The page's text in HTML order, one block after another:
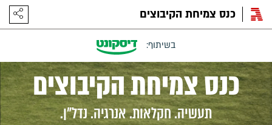
כנס צמיחת הקיבוצים
הוספה ליומן
כנס צמיחת הקיבוצים
תעשיה. חקלאות. אנרגיה. נדל"ן.